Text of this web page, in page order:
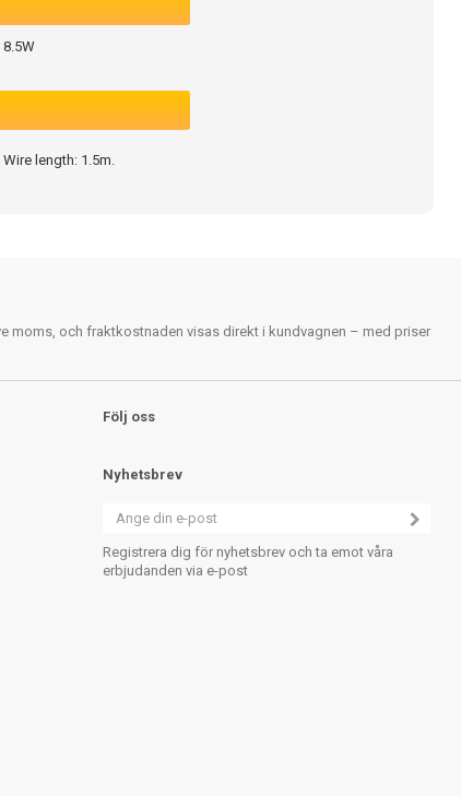
8.5W
Wire length: 1.5m.
moms, och fraktkostnaden visas direkt i kundvagnen – med priser
Följ oss
Nyhetsbrev
Registrera dig för nyhetsbrev och ta emot våra
erbjudanden via e-post